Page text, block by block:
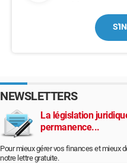
NEWSLETTERS
La législation
permanence...
Pour mieux gérer vos finances et mieux
notre lettre gratuite.